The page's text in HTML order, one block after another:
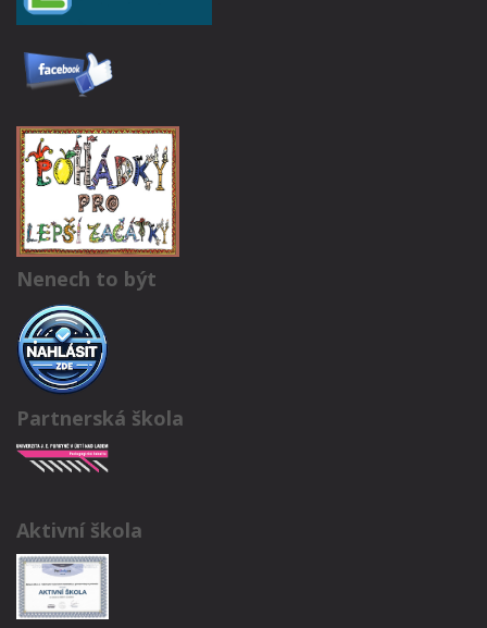
Nenech to být
Partnerská škola
Aktivní škola